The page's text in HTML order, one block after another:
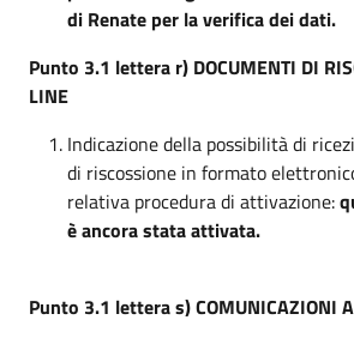
di Renate per la verifica dei dati.
Punto 3.1 lettera r) DOCUMENTI DI
LINE
Indicazione della possibilità di
di riscossione in formato
relativa procedura di attivazione:
è ancora stata attivata.
Punto 3.1 lettera s) COMUNICAZIONI